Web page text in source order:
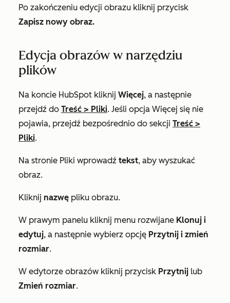
Po zakończeniu edycji obrazu kliknij przycisk
Zapisz nowy obraz.
Edycja obrazów w narzędziu
plików
Na koncie HubSpot kliknij Więcej, a następnie
przejdź do Treść > Pliki. Jeśli opcja Więcej się nie
pojawia, przejdź bezpośrednio do sekcji Treść >
Pliki.
Na stronie Pliki wprowadź tekst, aby wyszukać
obraz.
Kliknij nazwę pliku obrazu.
W prawym panelu kliknij menu rozwijane Klonuj i
edytuj, a następnie wybierz opcję Przytnij i zmień
rozmiar.
W edytorze obrazów kliknij przycisk Przytnij lub
Zmień rozmiar.